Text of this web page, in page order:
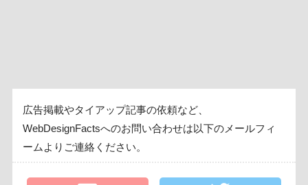
広告掲載やタイアップ記事の依頼など、
WebDesignFactsへのお問い合わせは以下のメールフィ
ームよりご連絡ください。